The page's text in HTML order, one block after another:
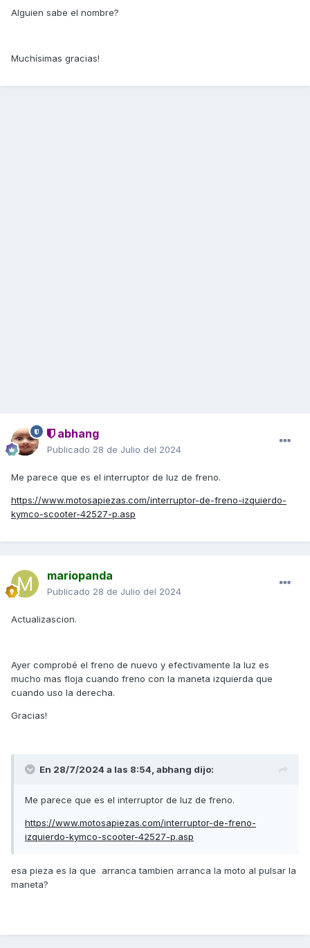
Alguien sabe el nombre?
Muchísimas gracias!
abhang
Publicado 28 de Julio del 2024
Me parece que es el interruptor de luz de freno.
https://www.motosapiezas.com/interruptor-de-freno-izquierdo-
kymco-scooter-42527-p.asp
mariopanda
Publicado 28 de Julio del 2024
Actualizascion.
Ayer comprobé el freno de nuevo y efectivamente la luz es
mucho mas floja cuando freno con la maneta izquierda que
cuando uso la derecha.
Gracias!
En 28/7/2024 a las 8:54, abhang dijo:
Me parece que es el interruptor de luz de freno.
https://www.motosapiezas.com/interruptor-de-freno-
izquierdo-kymco-scooter-42527-p.asp
esa pieza es la que arranca tambien arranca la moto al pulsar la
maneta?